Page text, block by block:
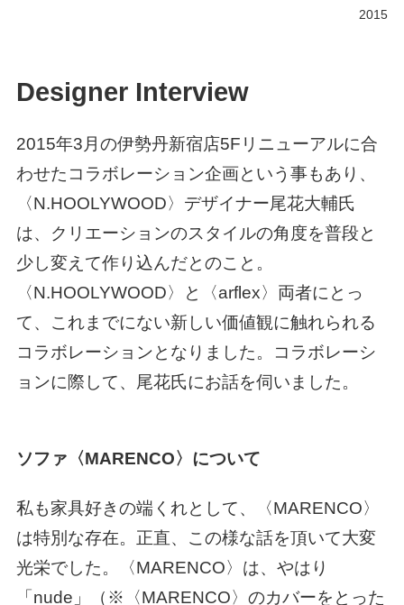
2015
Designer Interview
2015年3月の伊勢丹新宿店5Fリニューアルに合
わせたコラボレーション企画という事もあり、
〈N.HOOLYWOOD〉デザイナー尾花大輔氏
は、クリエーションのスタイルの角度を普段と
少し変えて作り込んだとのこと。
〈N.HOOLYWOOD〉と〈arflex〉両者にとっ
て、これまでにない新しい価値観に触れられる
コラボレーションとなりました。コラボレーシ
ョンに際して、尾花氏にお話を伺いました。
ソファ〈MARENCO〉について
私も家具好きの端くれとして、〈MARENCO〉
は特別な存在。正直、この様な話を頂いて大変
光栄でした。〈MARENCO〉は、やはり
「nude」（※〈MARENCO〉のカバーをとった